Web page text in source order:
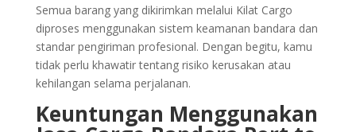
Semua barang yang dikirimkan melalui Kilat Cargo
diproses menggunakan sistem keamanan bandara dan
standar pengiriman profesional. Dengan begitu, kamu
tidak perlu khawatir tentang risiko kerusakan atau
kehilangan selama perjalanan.
Keuntungan Menggunakan